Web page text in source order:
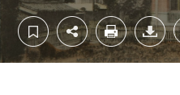
기